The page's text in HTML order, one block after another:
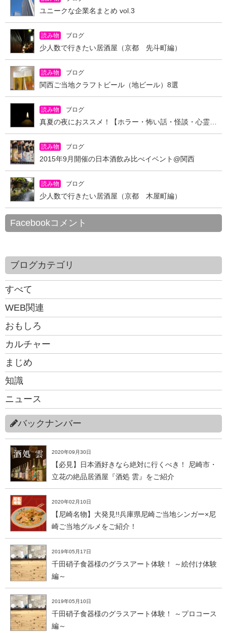
ユニークな企業名まとめ vol.3
読み物 ブログ
少人数で行きたい居酒屋（京都 先斗町編）
読み物 ブログ
関西ご当地クラフトビール（地ビール）8選
読み物 ブログ
読み物 ブログ
2015年9月開催の日本酒飲み比べイベント@関西
読み物 ブログ
少人数で行きたい居酒屋（京都 木屋町編）
Facebookコメント
ブログカテゴリ
すべて
WEB関連
おもしろ
カルチャー
まじめ
知識
ニュース
バックナンバー
2020年09月30日
【必見】日本酒好きなら絶対に行くべき！ 尼崎市・
立花の絶品居酒屋『酒処 雲』をご紹介
2020年02月10日
【尼崎名物】大発見!!兵庫県尼崎ご当地シンガー×尼
崎ご当地グルメをご紹介！
2019年05月17日
千田硝子食器様のグラスアート体験！ ～絵付け体験
編～
2019年05月10日
千田硝子食器様のグラスアート体験！ ～プロコース
編～